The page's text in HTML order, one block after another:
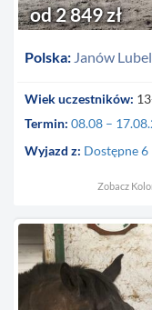
Polska: Janów
od 2 849 zł
Wiek uczestników:
Termin: 08.08 –
Wyjazd z: Dostępne 6
Zobacz